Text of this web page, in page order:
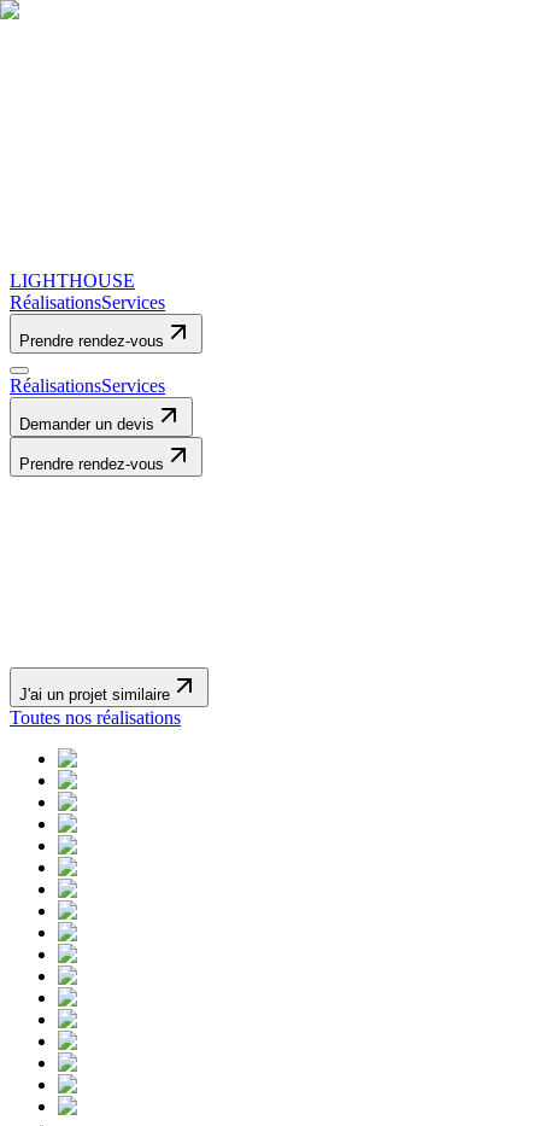
LIGHTHOUSE
RéalisationsServices
Prendre rendez-vous
RéalisationsServices
Demander un devis
Prendre rendez-vous
J'ai un projet similaire
Toutes nos réalisations